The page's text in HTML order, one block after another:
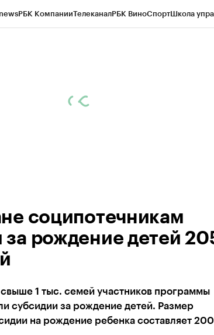
РБК КомпанииТелеканалРБК ВиноСпортШкола
соципотечникам
за рождение детей
1 тыс. семей участников программы
субсидии за рождение детей. Размер
на рождение ребенка составляет